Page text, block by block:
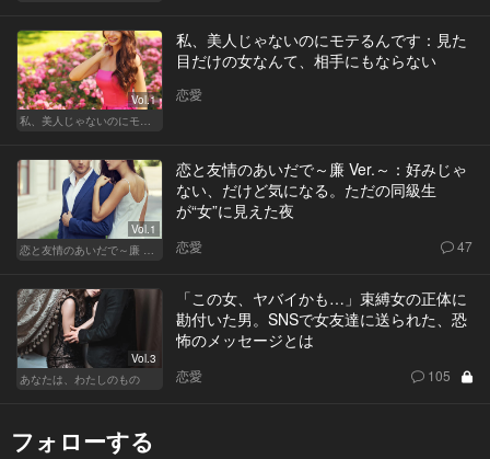
Vol.1
私、美人じゃないのにモテるんです：見た
目だけの女なんて、相手にもならない
恋愛
Vol.1
恋と友情のあいだで～廉 Ver.～：好みじゃ
ない、だけど気になる。ただの同級生
が“女”に見えた夜
恋愛 47
Vol.3
あなたは、わたしのもの
「この女、ヤバイかも…」束縛女の正体に
勘付いた男。SNSで女友達に送られた、恐
怖のメッセージとは
恋愛 105
フォローする